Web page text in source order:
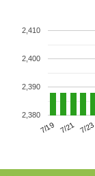
7/19 7/21 7/23
2,380
2,390
2,400
2,410